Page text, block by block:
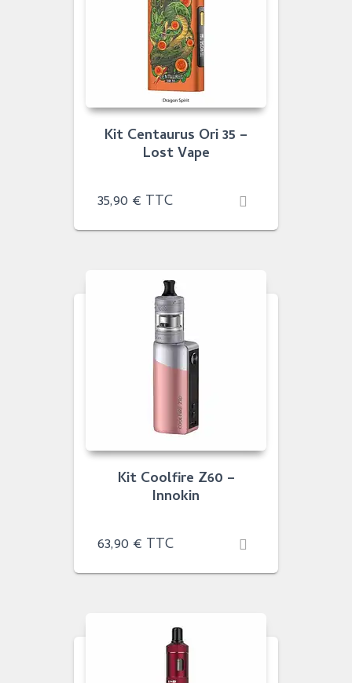
Kit Centaurus Ori 35 –
Lost Vape
35,90 € TTC
Kit Coolfire Z60 –
Innokin
63,90 € TTC